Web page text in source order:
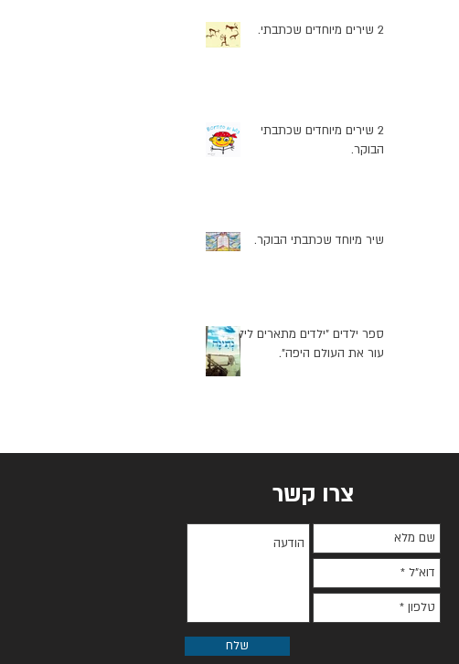
2 שירים מיוחדים שכתבתי.
2 שירים מיוחדים שכתבתי
הבוקר.
שיר מיוחד שכתבתי הבוקר.
ספר ילדים "ילדים מתארים לילד
עור את העולם היפה".
צרו קשר
שלח